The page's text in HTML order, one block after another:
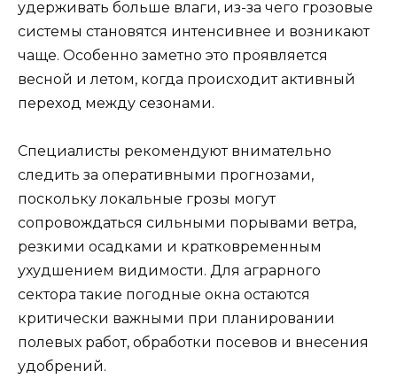
удерживать больше влаги, из-за чего грозовые
системы становятся интенсивнее и возникают
чаще. Особенно заметно это проявляется
весной и летом, когда происходит активный
переход между сезонами.
Специалисты рекомендуют внимательно
следить за оперативными прогнозами,
поскольку локальные грозы могут
сопровождаться сильными порывами ветра,
резкими осадками и кратковременным
ухудшением видимости. Для аграрного
сектора такие погодные окна остаются
критически важными при планировании
полевых работ, обработки посевов и внесения
удобрений.